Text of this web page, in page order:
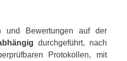
und Bewertungen auf der
durchgeführt, nach
Protokollen, mit